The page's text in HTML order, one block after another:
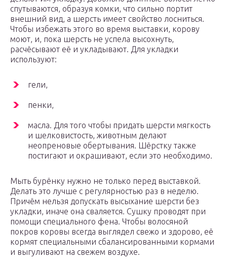
спутываются, образуя комки, что сильно портит
внешний вид, а шерсть имеет свойство лосниться.
Чтобы избежать этого во время выставки, корову
моют, и, пока шерсть не успела высохнуть,
расчёсывают её и укладывают. Для укладки
используют:
гели,
пенки,
масла. Для того чтобы придать шерсти мягкость
и шелковистость, животным делают
неопреновые обертывания. Шёрстку также
постигают и окрашивают, если это необходимо.
Мыть бурёнку нужно не только перед выставкой.
Делать это лучше с регулярностью раз в неделю.
Причём нельзя допускать высыхание шерсти без
укладки, иначе она сваляется. Сушку проводят при
помощи специального фена. Чтобы волосяной
покров коровы всегда выглядел свежо и здорово, её
кормят специальными сбалансированными кормами
и выгуливают на свежем воздухе.